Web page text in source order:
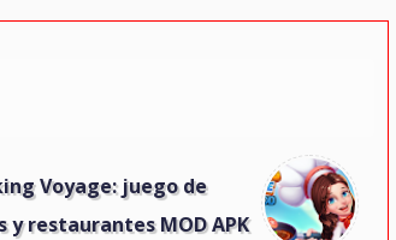
Voyage: juego de
y restaurantes MOD APK